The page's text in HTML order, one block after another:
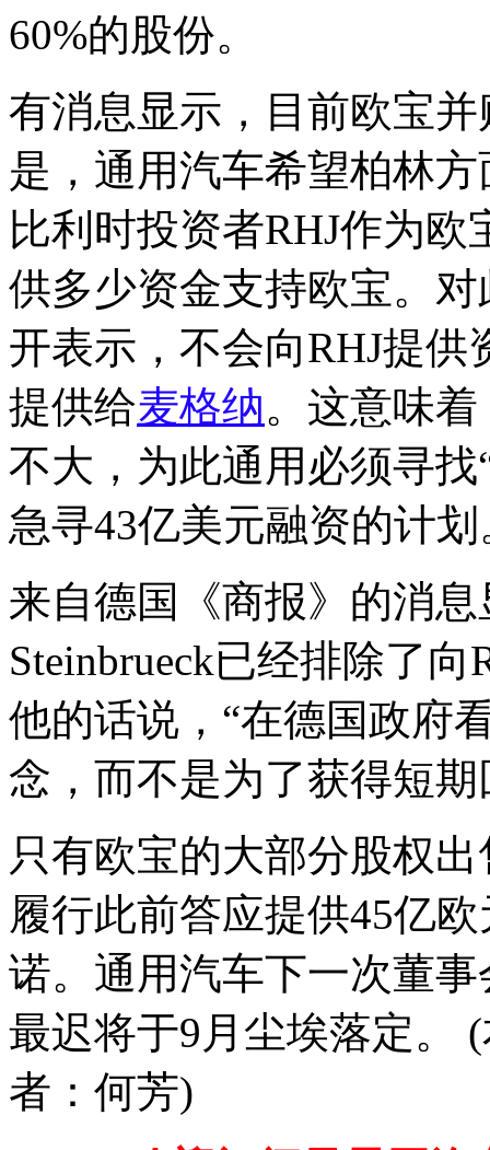
60%的股份。
有消息显示，目前欧宝
是，通用汽车希望柏林
比利时投资者RHJ作为
供多少资金支持欧宝。
开表示，不会向RHJ提
提供给麦格纳。这意味
不大，为此通用必须寻
急寻43亿美元融资的计划
来自德国《商报》的消
Steinbrueck已经排除了
他的话说，“在德国政府
念，而不是为了获得短期
只有欧宝的大部分股权
履行此前答应提供45亿
诺。通用汽车下一次董
最迟将于9月尘埃落定。
者：何芳)